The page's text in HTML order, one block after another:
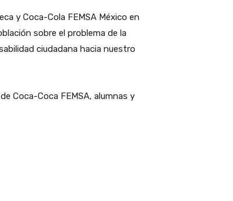
y Coca-Cola FEMSA México en
sobre el problema de la
ciudadana hacia nuestro
Coca-Coca FEMSA, alumnas y